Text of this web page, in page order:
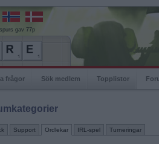
gav 77p
frågor Sök medlem Topplistor
Support Ordlekar IRL-spel Turneringar